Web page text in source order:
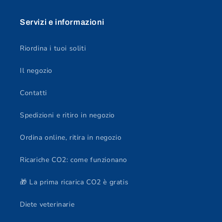
Servizi e informazioni
Riordina i tuoi soliti
Il negozio
Contatti
Spedizioni e ritiro in negozio
Ordina online, ritira in negozio
Ricariche CO2: come funzionano
🎁 La prima ricarica CO2 è gratis
Diete veterinarie